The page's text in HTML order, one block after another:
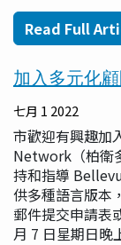
Read Full
加入多元化
七月 1 2022
市歡迎有興趣加
Network（柏衛
持和指導
供多種語言版本
郵件提交申請表
月 7 日星期日晚